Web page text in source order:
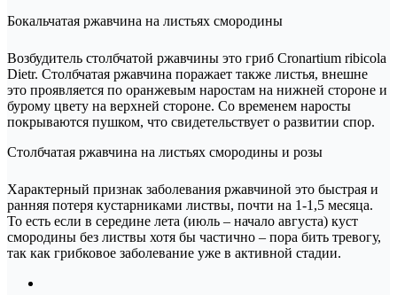
Бокальчатая ржавчина на листьях смородины
Возбудитель столбчатой ржавчины это гриб Cronartium ribicola
Dietr. Столбчатая ржавчина поражает также листья, внешне
это проявляется по оранжевым наростам на нижней стороне и
бурому цвету на верхней стороне. Со временем наросты
покрываются пушком, что свидетельствует о развитии спор.
Столбчатая ржавчина на листьях смородины и розы
Характерный признак заболевания ржавчиной это быстрая и
ранняя потеря кустарниками листвы, почти на 1-1,5 месяца.
То есть если в середине лета (июль – начало августа) куст
смородины без листвы хотя бы частично – пора бить тревогу,
так как грибковое заболевание уже в активной стадии.